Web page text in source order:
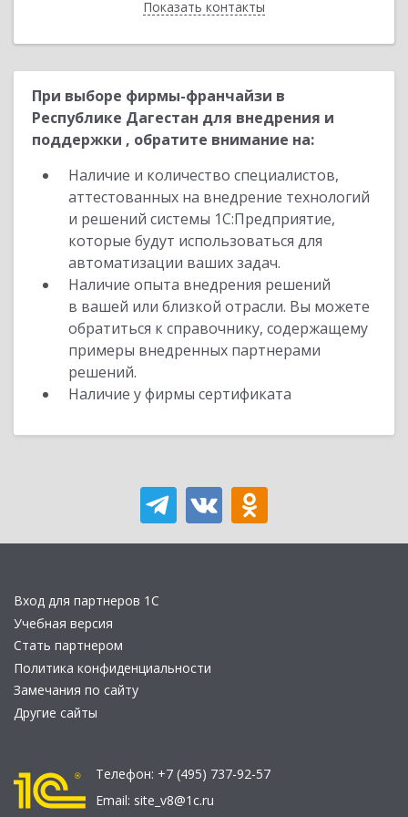
Показать контакты
Назад
При выборе фирмы-франчайзи в
Республике Дагестан для внедрения и
поддержки , обратите внимание на:
Наличие и количество специалистов,
аттестованных на внедрение технологий
и решений системы 1С:Предприятие,
которые будут использоваться для
автоматизации ваших задач.
Наличие опыта внедрения решений
в вашей или близкой отрасли. Вы можете
обратиться к справочнику, содержащему
примеры внедренных партнерами
решений.
Наличие у фирмы сертификата
Вход для партнеров 1С
Учебная версия
Стать партнером
Политика конфиденциальности
Замечания по сайту
Другие сайты
Телефон: +7 (495) 737-92-57
Email: site_v8@1c.ru